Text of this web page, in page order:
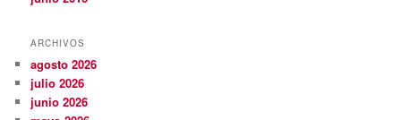
ARCHIVOS
agosto 2026
julio 2026
junio 2026